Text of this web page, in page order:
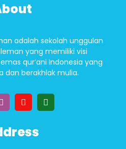
adalah sekolah unggulan
yang memiliki visi
qur’ani Indonesia yang
dan berakhlak mulia.